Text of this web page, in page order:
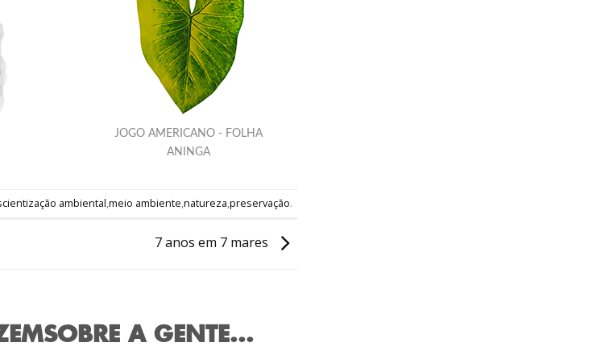
JOGO AMERICANO - FOLHA
ANINGA
ambiental,meio ambiente,natureza,preservação.
7 anos em 7 mares
SOBRE A GENTE...